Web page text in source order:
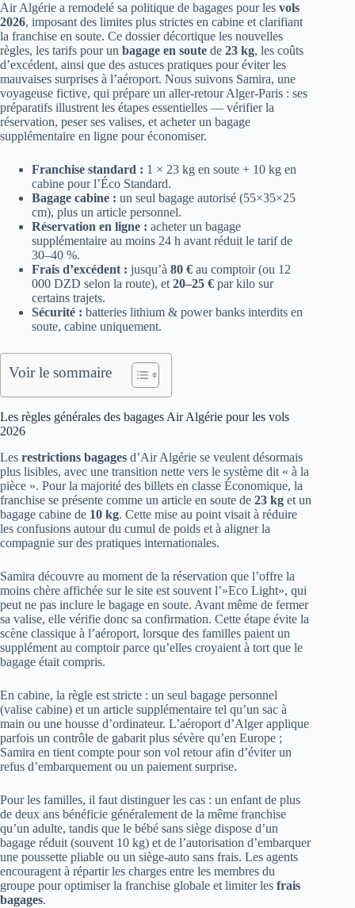
Air Algérie a remodelé sa politique de bagages pour les vols
2026, imposant des limites plus strictes en cabine et clarifiant
la franchise en soute. Ce dossier décortique les nouvelles
règles, les tarifs pour un bagage en soute de 23 kg, les coûts
d’excédent, ainsi que des astuces pratiques pour éviter les
mauvaises surprises à l’aéroport. Nous suivons Samira, une
voyageuse fictive, qui prépare un aller-retour Alger-Paris : ses
préparatifs illustrent les étapes essentielles — vérifier la
réservation, peser ses valises, et acheter un bagage
supplémentaire en ligne pour économiser.
Franchise standard : 1 × 23 kg en soute + 10 kg en
cabine pour l’Éco Standard.
Bagage cabine : un seul bagage autorisé (55×35×25
cm), plus un article personnel.
Réservation en ligne : acheter un bagage
supplémentaire au moins 24 h avant réduit le tarif de
30–40 %.
Frais d’excédent : jusqu’à 80 € au comptoir (ou 12
000 DZD selon la route), et 20–25 € par kilo sur
certains trajets.
Sécurité : batteries lithium & power banks interdits en
soute, cabine uniquement.
Voir le sommaire
Les règles générales des bagages Air Algérie pour les vols
2026
Les restrictions bagages d’Air Algérie se veulent désormais
plus lisibles, avec une transition nette vers le système dit « à la
pièce ». Pour la majorité des billets en classe Économique, la
franchise se présente comme un article en soute de 23 kg et un
bagage cabine de 10 kg. Cette mise au point visait à réduire
les confusions autour du cumul de poids et à aligner la
compagnie sur des pratiques internationales.
Samira découvre au moment de la réservation que l’offre la
moins chère affichée sur le site est souvent l’»Eco Light», qui
peut ne pas inclure le bagage en soute. Avant même de fermer
sa valise, elle vérifie donc sa confirmation. Cette étape évite la
scène classique à l’aéroport, lorsque des familles paient un
supplément au comptoir parce qu’elles croyaient à tort que le
bagage était compris.
En cabine, la règle est stricte : un seul bagage personnel
(valise cabine) et un article supplémentaire tel qu’un sac à
main ou une housse d’ordinateur. L’aéroport d’Alger applique
parfois un contrôle de gabarit plus sévère qu’en Europe ;
Samira en tient compte pour son vol retour afin d’éviter un
refus d’embarquement ou un paiement surprise.
Pour les familles, il faut distinguer les cas : un enfant de plus
de deux ans bénéficie généralement de la même franchise
qu’un adulte, tandis que le bébé sans siège dispose d’un
bagage réduit (souvent 10 kg) et de l’autorisation d’embarquer
une poussette pliable ou un siège-auto sans frais. Les agents
encouragent à répartir les charges entre les membres du
groupe pour optimiser la franchise globale et limiter les frais
bagages.